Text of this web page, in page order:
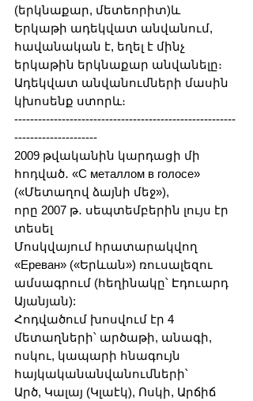
(երկնաքար, մետեորիտ)և
Երկաթի ադեկվատ անվանում,
հավանական է, եղել է մինչ
երկաթին երկնաքար անվանելը։
Ադեկվատ անվանումների մասին
կխոսենք ստորև։
--------------------------------------------------------
---------------------
2009 թվականին կարդացի մի
հոդված․ «С металлом в голосе»
(«Մետաղով ձայնի մեջ»),
որը 2007 թ․ սեպտեմբերին լույս էր
տեսել
Մոսկվայում հրատարակվող
«Ереван» («Երևան») ռուսալեզու
ամսագրում (հեղինակը՝ Էդուարդ
Այանյան):
Հոդվածում խոսվում էր 4
մետաղների՝ արծաթի, անագի,
ոսկու, կապարի հնագույն
հայկականանվանումների՝
Արծ, Կալայ (Կլաէկ), Ոսկի, Արճիճ